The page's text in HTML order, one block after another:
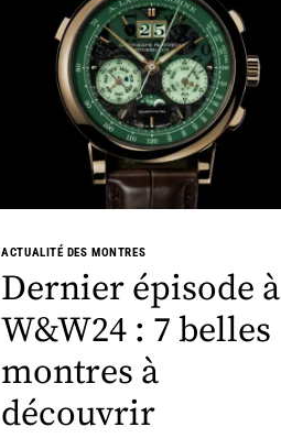
ACTUALITÉ DES MONTRES
Dernier épisode à
W&W24 : 7 belles
montres à
découvrir